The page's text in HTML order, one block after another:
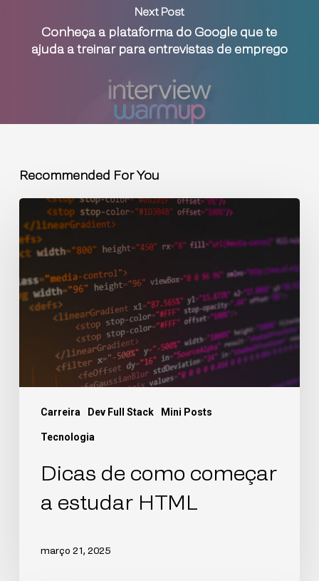
Next Post
Conheça a plataforma do Google que te
ajuda a treinar para entrevistas de emprego
Recommended For You
Carreira Dev Full Stack Mini Posts
Tecnologia
Dicas de como começar
a estudar HTML
março 21, 2025